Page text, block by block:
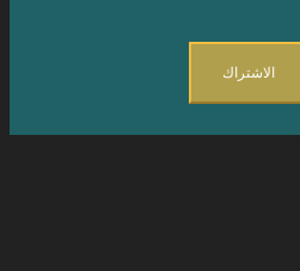
الاشتراك